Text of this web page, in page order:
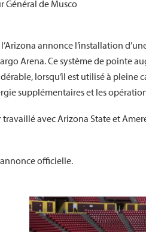
Général de Musco
l’Arizona annonce l’installation
Arena. Ce système de pointe
lorsqu’il est utilisé à
supplémentaires et les
travaillé avec Arizona State et
officielle.